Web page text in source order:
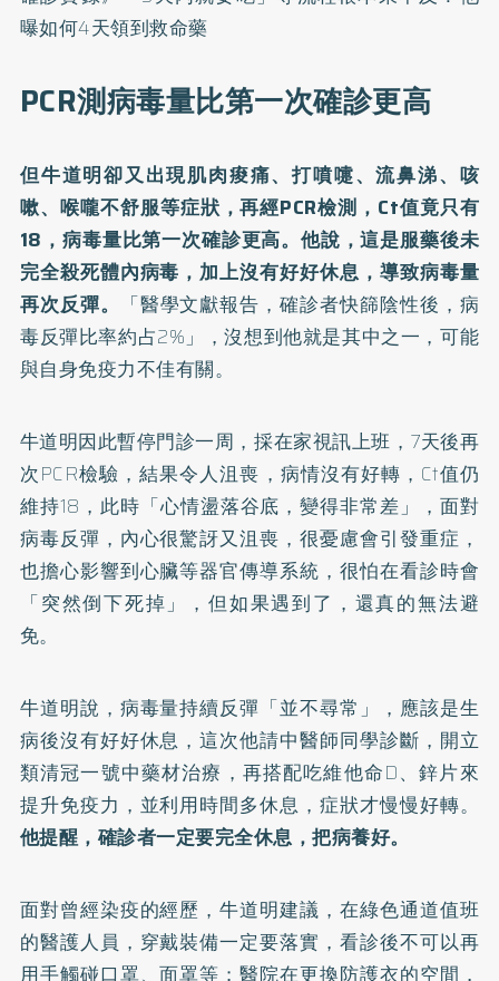
曝如何4天領到救命藥
PCR測病毒量比第一次確診更高
但牛道明卻又出現肌肉痠痛、打噴嚏、流鼻涕、咳
嗽、喉嚨不舒服等症狀，再經PCR檢測，Ct值竟只有
18，病毒量比第一次確診更高。他說，這是服藥後未
完全殺死體內病毒，加上沒有好好休息，導致病毒量
再次反彈。
「醫學文獻報告，確診者快篩陰性後，病
毒反彈比率約占2%」，沒想到他就是其中之一，可能
與自身免疫力不佳有關。
牛道明因此暫停門診一周，採在家視訊上班，7天後再
次PCR檢驗，結果令人沮喪，病情沒有好轉，Ct值仍
維持18，此時「心情盪落谷底，變得非常差」，面對
病毒反彈，內心很驚訝又沮喪，很憂慮會引發重症，
也擔心影響到心臟等器官傳導系統，很怕在看診時會
「突然倒下死掉」，但如果遇到了，還真的無法避
免。
牛道明說，病毒量持續反彈「並不尋常」，應該是生
病後沒有好好休息，這次他請中醫師同學診斷，開立
類清冠一號中藥材治療，再搭配吃維他命D、鋅片來
提升免疫力，並利用時間多休息，症狀才慢慢好轉。
他提醒，確診者一定要完全休息，把病養好。
面對曾經染疫的經歷，牛道明建議，在綠色通道值班
的醫護人員，穿戴裝備一定要落實，看診後不可以再
用手觸碰口罩、面罩等；醫院在更換防護衣的空間，